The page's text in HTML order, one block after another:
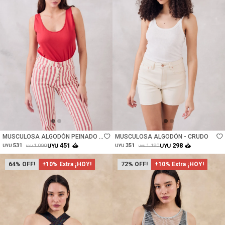
MUSCULOSA ALGODÓN PEINADO -
ROJO
UYU 531 UYU 1.090UYU 451
MUSCULOSA ALGODÓN - CRUDO
UYU 351 UYU 1.190UYU 298
64 +10% Extra ¡HOY! 72 +10% Extra ¡HOY!